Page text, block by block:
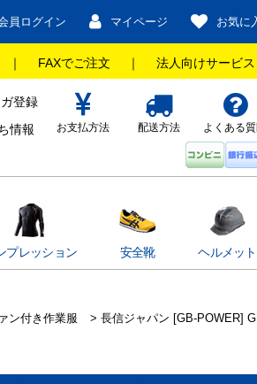
員ログイン マイページ お気に
｜ FAXでご注文 ｜ 法人向けサービス
登録
情報 お支払方法 配送方法 よくある
プレッション 安全靴 ヘルメット
ン付き作業服
> 長信ジャパン [GB-POWER]